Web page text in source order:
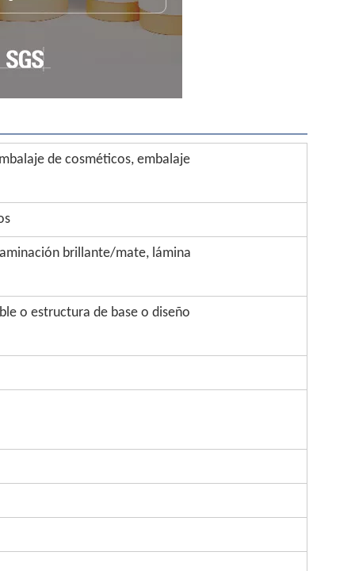
de cosméticos, embalaje
brillante/mate, lámina
o estructura de base o diseño